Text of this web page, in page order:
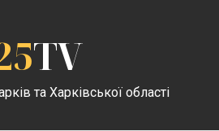
TV
та Харківської області